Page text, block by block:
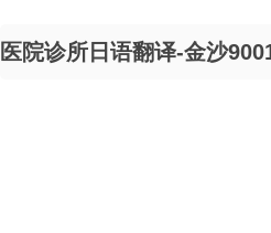
医院诊所日语翻译-金沙